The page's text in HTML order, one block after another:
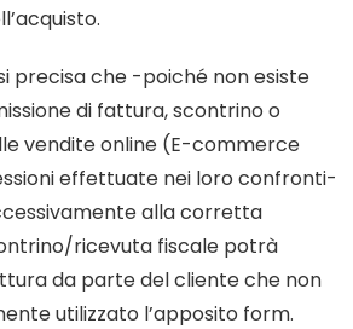
precisa che -poiché non esiste
di fattura, scontrino o
vendite online (E-commerce
effettuate nei loro confronti-
alla corretta
ricevuta fiscale potrà
da parte del cliente che non
utilizzato l’apposito form.